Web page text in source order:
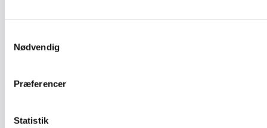
Nødvendig
Præferencer
Statistik
Regngøring
Vinduespolererne